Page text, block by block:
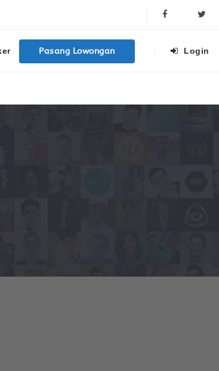
Facebook
Pasang Lowongan Login